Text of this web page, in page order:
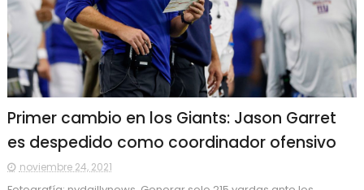
Primer cambio en los Giants: Jason Garret
es despedido como coordinador ofensivo
noviembre 24, 2021